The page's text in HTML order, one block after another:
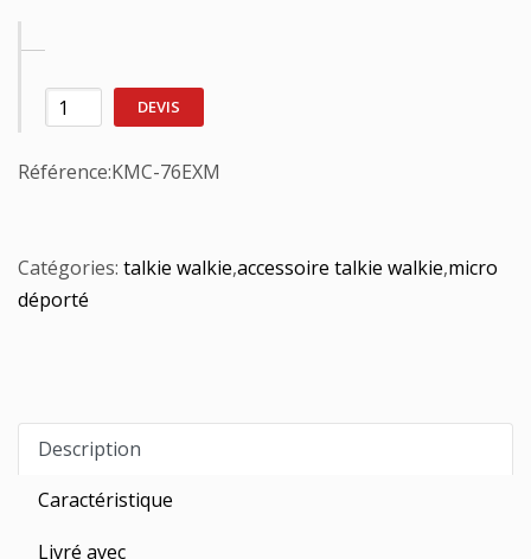
DEVIS
Référence:KMC-76EXM
Catégories: talkie walkie,accessoire talkie walkie,micro
déporté
Description
Caractéristique
Livré avec